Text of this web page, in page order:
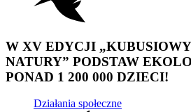
W XV EDYCJI
NATURY” PODSTAW
PONAD 1 200 000 DZIECI!
Działania społeczne